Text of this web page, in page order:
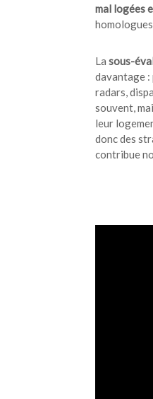
mal logées
La sous-
davantage :
radars,
souvent,
leur
donc des
contribue